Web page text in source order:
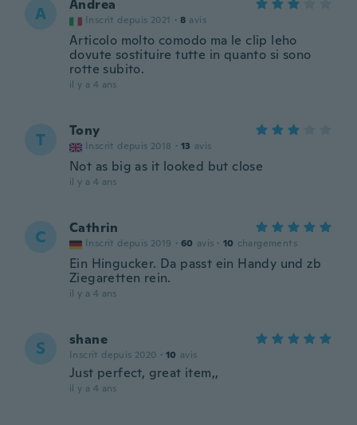
A Andrea
Inscrit depuis 2021 · 8 avis
Articolo molto comodo ma le clip leho
dovute sostituire tutte in quanto si sono
rotte subito.
il y a 4 ans
T Tony
Inscrit depuis 2018 · 13 avis
Not as big as it looked but close
il y a 4 ans
C Cathrin
Inscrit depuis 2019 · 60 avis · 10 chargements
Ein Hingucker. Da passt ein Handy und zb
Ziegaretten rein.
il y a 4 ans
S shane
Inscrit depuis 2020 · 10 avis
Just perfect, great item,,
il y a 4 ans